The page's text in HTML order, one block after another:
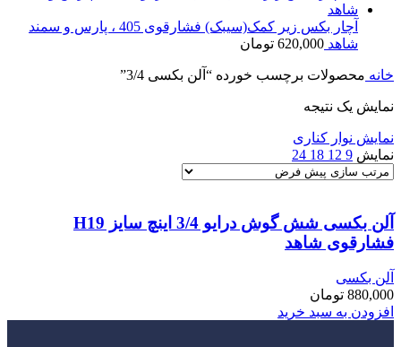
آچار بکس زیر کمک(سیبک) فشارقوی 405 ، پارس و سمند
شاهد 620,000 تومان
خانه محصولات برچسب خورده “آلن بکسی 3/4”
نمایش یک نتیجه
نمایش نوار کناری
نمایش 9
12
18
24
آلن بکسی شش گوش درایو 3/4 اینچ سایز H19
فشارقوی شاهد
آلن بکسی
880,000 تومان
افزودن به سبد خرید